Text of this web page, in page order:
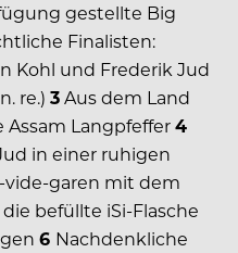
gestellte Big
Finalisten:
Kohl und Frederik Jud
re.) 3Aus dem Land
Assam Langpfeffer4
in einer ruhigen
vide-garen mit dem
befüllte iSi-Flasche
6 Nachdenkliche